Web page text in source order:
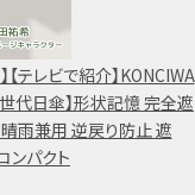
【テレビで紹介】KONCIWA
代日傘】形状記憶 完全遮
雨兼用 逆戻り防止 遮
ンパクト